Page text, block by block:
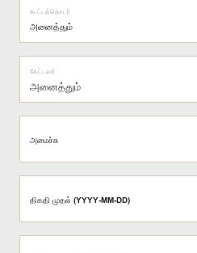
கூட்டத்தொடர்
அனைத்தும்
கேட்டவர்
அமைச்சு
திகதி முதல் (YYYY-MM-DD)